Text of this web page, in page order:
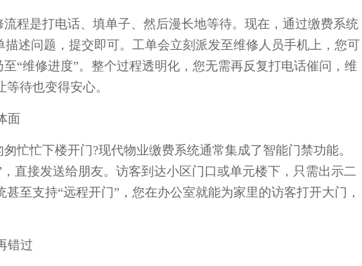
是打电话、填单子、然后漫长地等待。现在，通过缴费系统
述问题，提交即可。工单会立刻派发至维修人员手机上，您可
“维修进度”。整个过程透明化，您无需再反复打电话催问，维
待也变得安心。
面
忙下楼开门?现代物业缴费系统通常集成了智能门禁功能。
直接发送给朋友。访客到达小区门口或单元楼下，只需出示二
至支持“远程开门”，您在办公室就能为家里的访客打开大门，
错过